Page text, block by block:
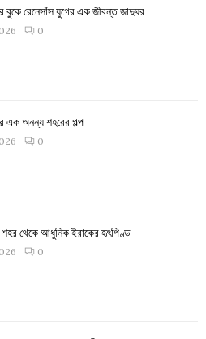
বুকে রেনেসাঁস যুগের এক জীবন্ত জাদুঘর
0
এক অনন্য শহরের গল্প
0
শহর থেকে আধুনিক ইরাকের হৃৎপিণ্ড
0